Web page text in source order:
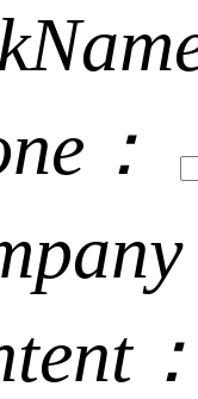
：
：